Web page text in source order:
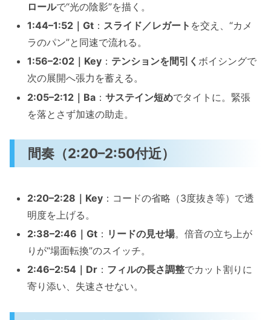
ロールで“光の陰影”を描く。
1:44–1:52｜Gt ： スライド／レガート を交え、“カメ
ラのパン”と同速で流れる。
1:56–2:02｜Key ： テンションを間引くボイシングで
次の展開へ張力を蓄える。
2:05–2:12｜Ba ：サステイン短めでタイトに。緊張
を落とさず加速の助走。
間奏（2:20–2:50付近）
2:20–2:28｜Key ：コードの省略（3度抜き等）で透
明度を上げる。
2:38–2:46｜Gt ： リードの見せ場。倍音の立ち上が
りが“場面転換”のスイッチ。
2:46–2:54｜Dr ： フィルの長さ調整でカット割りに
寄り添い、失速させない。